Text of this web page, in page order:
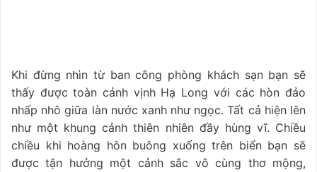
Khi đừng nhìn từ ban công phòng khách sạn bạn sẽ
thấy được toàn cảnh vịnh Hạ Long với các hòn đảo
nhấp nhô giữa làn nước xanh như ngọc. Tất cả hiện lên
như một khung cảnh thiên nhiên đầy hùng vĩ. Chiều
chiều khi hoàng hôn buông xuống trên biển bạn sẽ
được tận hưởng một cảnh sắc vô cùng thơ mộng,